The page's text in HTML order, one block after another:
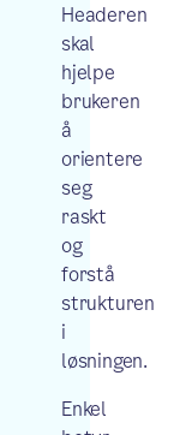
Headeren
skal
hjelpe
brukeren
å
orientere
seg
raskt
og
forstå
strukturen
i
løsningen.
Enkel